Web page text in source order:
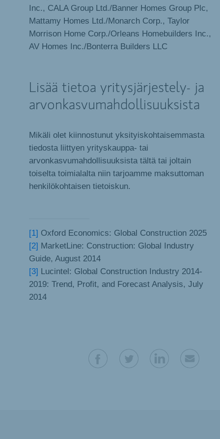
Inc., CALA Group Ltd./Banner Homes Group Plc,
Mattamy Homes Ltd./Monarch Corp., Taylor
Morrison Home Corp./Orleans Homebuilders Inc.,
AV Homes Inc./Bonterra Builders LLC
Lisää tietoa yritysjärjestely- ja
arvonkasvumahdollisuuksista
Mikäli olet kiinnostunut yksityiskohtaisemmasta
tiedosta liittyen yrityskauppa- tai
arvonkasvumahdollisuuksista tältä tai joltain
toiselta toimialalta niin tarjoamme maksuttoman
henkilökohtaisen tietoiskun.
[1] Oxford Economics: Global Construction 2025
[2] MarketLine: Construction: Global Industry
Guide, August 2014
[3] Lucintel: Global Construction Industry 2014-
2019: Trend, Profit, and Forecast Analysis, July
2014